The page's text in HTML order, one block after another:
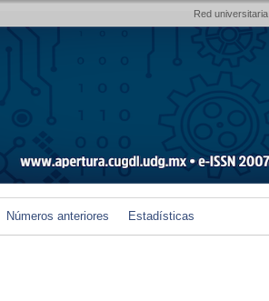
Red universitaria
Números anteriores Estadísticas